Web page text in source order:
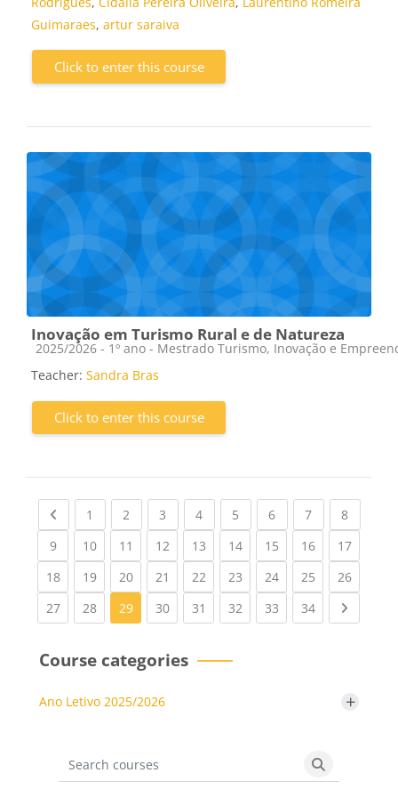
Guimaraes, artur saraiva
Click to enter this course
Inovação em Turismo Rural e de Natureza
Course category
2025/2026 - 1º ano - Mestrado Turismo, Inovação e
Teacher: Sandra Bras
Click to enter this course
Previous page
1 (current)
2 (current)
3 (current)
4(current)
5 (current)
6(current)
7(current)
8(current)
9(current)
10(current)
11 (current)
12(current)
13(current)
14(current)
15(current)
16(current)
17
18(current)
19(current)
20(current)
21 (current)
22(current)
23(current)
24(current)
25(current)
26
27(current)
28(current)
29 30(current)
31 (current)
32(current)
33(current)
34(current)
Course categories
Ano Letivo 2025/2026 +
Search courses
Search